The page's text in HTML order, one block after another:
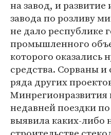
на завод, и
завода по розливу
не дало республике
промышленного
которого
средства. Сорваны и
ряда других
Минрегионразвития
недавней поездки
выявила каких-либо